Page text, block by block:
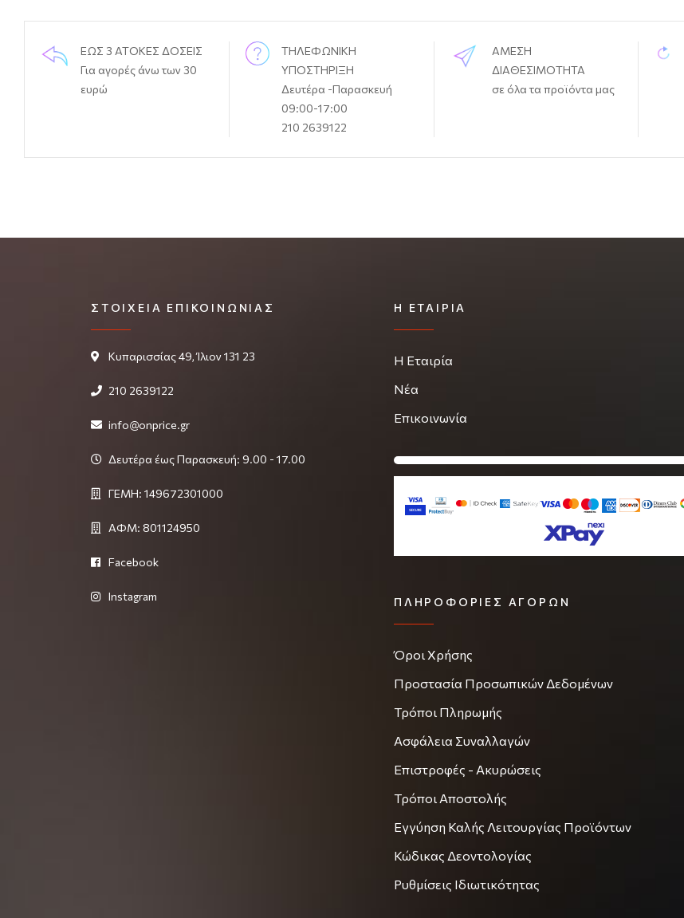
ΕΩΣ 3 ΑΤΟΚΕΣ ΔΟΣΕΙΣ
Για αγορές άνω των 30
ευρώ
ΤΗΛΕΦΩΝΙΚΗ
ΥΠΟΣΤΗΡΙΞΗ
Δευτέρα -Παρασκευή
09:00-17:00
210 2639122
ΑΜΕΣΗ
ΔΙΑΘΕΣΙΜΟΤΗΤΑ
σε όλα τα προϊόντα μας
ΣΤΟΙΧΕΊΑ ΕΠΙΚΟΙΝΩΝΊΑΣ
Κυπαρισσίας 49, Ίλιον 131 23
210 2639122
info@onprice.gr
Δευτέρα έως Παρασκευή: 9.00 - 17.00
ΓΕΜΗ: 149672301000
ΑΦΜ: 801124950
Facebook
Instagram
Η ΕΤΑΙΡΊΑ
Η Εταιρία
Νέα
Επικοινωνία
ΠΛΗΡΟΦΟΡΊΕΣ ΑΓΟΡΏΝ
Όροι Χρήσης
Προστασία Προσωπικών Δεδομένων
Τρόποι Πληρωμής
Ασφάλεια Συναλλαγών
Επιστροφές - Ακυρώσεις
Τρόποι Αποστολής
Εγγύηση Καλής Λειτουργίας Προϊόντων
Κώδικας Δεοντολογίας
Ρυθμίσεις Ιδιωτικότητας